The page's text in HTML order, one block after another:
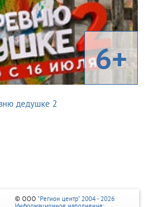
6+
дедушке 2
© ООО "Регион центр" 2004 - 2026